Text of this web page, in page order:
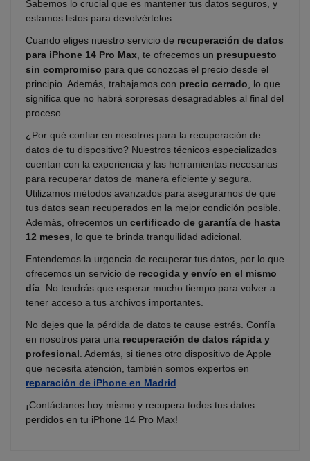
Sabemos lo crucial que es mantener tus datos seguros, y
estamos listos para devolvértelos.
Cuando eliges nuestro servicio de recuperación de datos
para iPhone 14 Pro Max , te ofrecemos un presupuesto
sin compromiso para que conozcas el precio desde el
principio. Además, trabajamos con precio cerrado , lo que
significa que no habrá sorpresas desagradables al final del
proceso.
¿Por qué confiar en nosotros para la recuperación de
datos de tu dispositivo? Nuestros técnicos especializados
cuentan con la experiencia y las herramientas necesarias
para recuperar datos de manera eficiente y segura.
Utilizamos métodos avanzados para asegurarnos de que
tus datos sean recuperados en la mejor condición posible.
Además, ofrecemos un certificado de garantía de hasta
12 meses , lo que te brinda tranquilidad adicional.
Entendemos la urgencia de recuperar tus datos, por lo que
ofrecemos un servicio de recogida y envío en el mismo
día . No tendrás que esperar mucho tiempo para volver a
tener acceso a tus archivos importantes.
No dejes que la pérdida de datos te cause estrés. Confía
en nosotros para una recuperación de datos rápida y
profesional. Además, si tienes otro dispositivo de Apple
que necesita atención, también somos expertos en
reparación de iPhone en Madrid.
¡Contáctanos hoy mismo y recupera todos tus datos
perdidos en tu iPhone 14 Pro Max!